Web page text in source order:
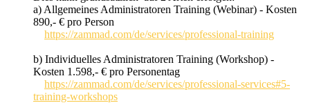
a) Allgemeines Administratoren Training (Webinar) - Kosten
890,- € pro Person
https://zammad.com/de/services/professional-training
b) Individuelles Administratoren Training (Workshop) -
Kosten 1.598,- € pro Personentag
https://zammad.com/de/services/professional-services#5-
training-workshops